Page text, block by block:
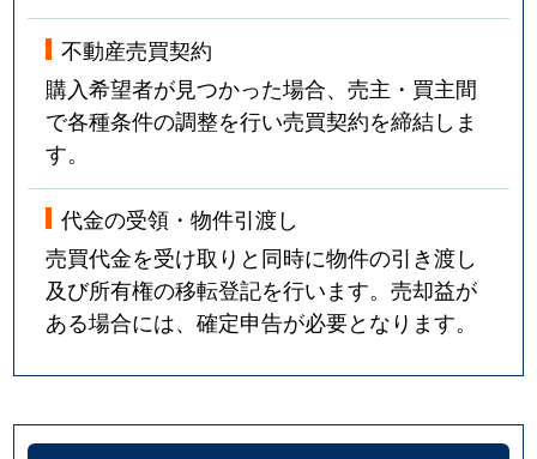
不動産売買契約
購入希望者が見つかった場合、売主・買主間
で各種条件の調整を行い売買契約を締結しま
す。
代金の受領・物件引渡し
売買代金を受け取りと同時に物件の引き渡し
及び所有権の移転登記を行います。売却益が
ある場合には、確定申告が必要となります。